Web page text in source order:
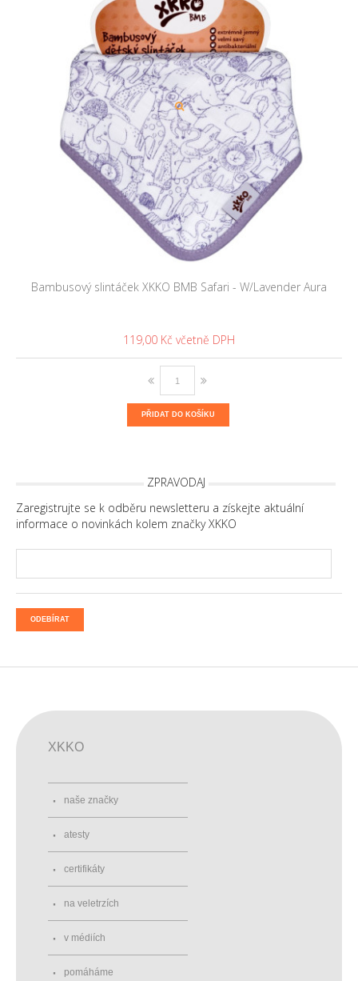
Bambusový slintáček XKKO BMB Safari - W/Lavender Aura
119,00 Kč
PŘIDAT DO KOŠÍKU
ZPRAVODAJ
Zaregistrujte se k odběru newsletteru a získejte aktuální
informace o novinkách kolem značky XKKO
ODEBÍRAT
XKKO
naše značky
atesty
certifikáty
na veletrzích
v médiích
pomáháme